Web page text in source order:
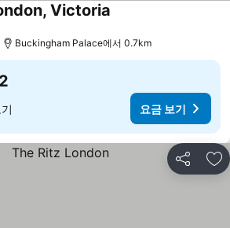
Victoria
Buckingham Palace에서 0.7km
요금 보기
공유 즐